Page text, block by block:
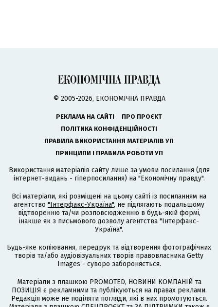
© 2005-2026, ЕКОНОМІЧНА ПРАВДА
РЕКЛАМА НА САЙТІ
ПРО ПРОЄКТ
ПОЛІТИКА КОНФІДЕНЦІЙНОСТІ
ПРАВИЛА ВИКОРИСТАННЯ МАТЕРІАЛІВ УП
ПРИНЦИПИ І ПРАВИЛА РОБОТИ УП
Використання матеріалів сайту лише за умови посилання (для
інтернет-видань - гіперпосилання) на "Економічну правду".
Всі матеріали, які розміщені на цьому сайті із посиланням на
агентство "Інтерфакс-Україна", не підлягають подальшому
відтворенню та/чи розповсюдженню в будь-якій формі,
інакше як з письмового дозволу агентства "Інтерфакс-
Україна".
Будь-яке копіювання, передрук та відтворення фотографічних
творів та/або аудіовізуальних творів правовласника Getty
Images - суворо забороняється.
Матеріали з плашкою PROMOTED, НОВИНИ КОМПАНІЙ та
ПОЗИЦІЯ є рекламними та публікуються на правах реклами.
Редакція може не поділяти погляди, які в них промотуються.